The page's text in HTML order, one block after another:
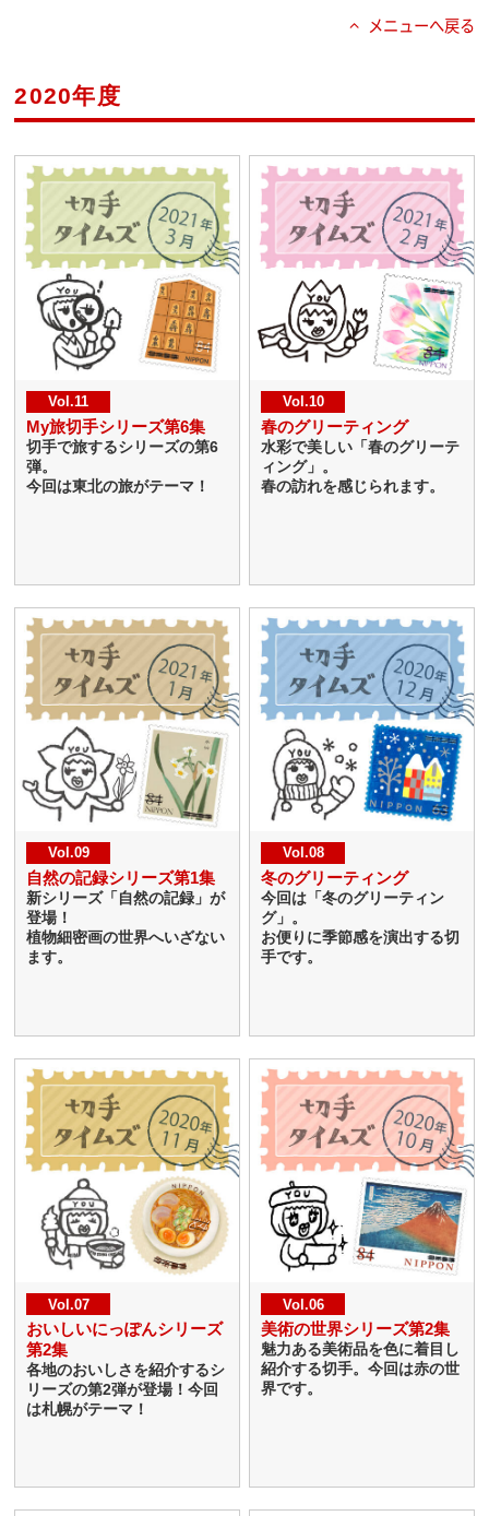
メニューへ戻る
2020年度
Vol.11
My旅切手シリーズ第6集
切手で旅するシリーズの第6
弾。
今回は東北の旅がテーマ！
Vol.10
春のグリーティング
水彩で美しい「春のグリーテ
ィング」。
春の訪れを感じられます。
Vol.09
自然の記録シリーズ第1集
新シリーズ「自然の記録」が
登場！
植物細密画の世界へいざない
ます。
Vol.08
冬のグリーティング
今回は「冬のグリーティン
グ」。
お便りに季節感を演出する切
手です。
Vol.07
おいしいにっぽんシリーズ
第2集
各地のおいしさを紹介するシ
リーズの第2弾が登場！今回
は札幌がテーマ！
Vol.06
美術の世界シリーズ第2集
魅力ある美術品を色に着目し
紹介する切手。今回は赤の世
界です。